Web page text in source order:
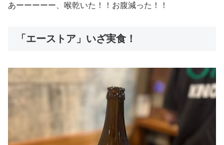
あーーーーー、喉乾いた！！お腹減った！！
「エーストア」いざ実食！